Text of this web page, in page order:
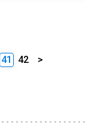
41 42 >